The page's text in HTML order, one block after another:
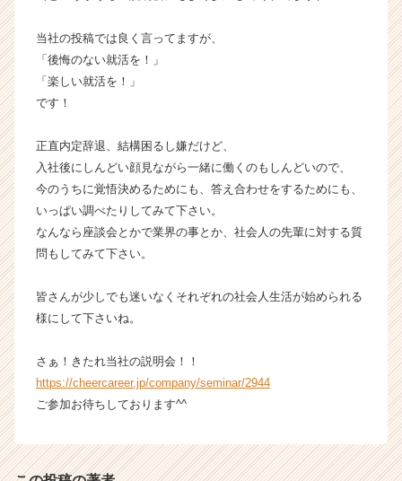
当社の投稿では良く言ってますが、
「後悔のない就活を！」
「楽しい就活を！」
です！
正直内定辞退、結構困るし嫌だけど、
入社後にしんどい顔見ながら一緒に働くのもしんどいので、
今のうちに覚悟決めるためにも、答え合わせをするためにも、
いっぱい調べたりしてみて下さい。
なんなら座談会とかで業界の事とか、社会人の先輩に対する質
問もしてみて下さい。
皆さんが少しでも迷いなくそれぞれの社会人生活が始められる
様にして下さいね。
さぁ！きたれ当社の説明会！！
https://cheercareer.jp/company/seminar/2944
ご参加お待ちしております^^